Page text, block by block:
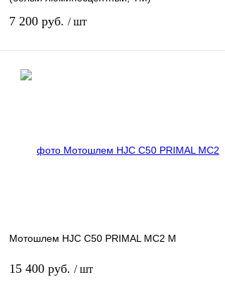
7 200 руб. / шт
наличии
Мотошлем HJC C50 PRIMAL MC2 M
15 400 руб. / шт